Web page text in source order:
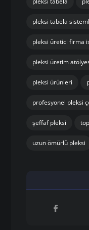
pleksi tabela
pleksi üretici firma
pleksi üretim
pleksi ürünleri
profesyonel pleksi
şeffaf pleksi
uzun ömürlü pleksi